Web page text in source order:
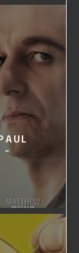
-